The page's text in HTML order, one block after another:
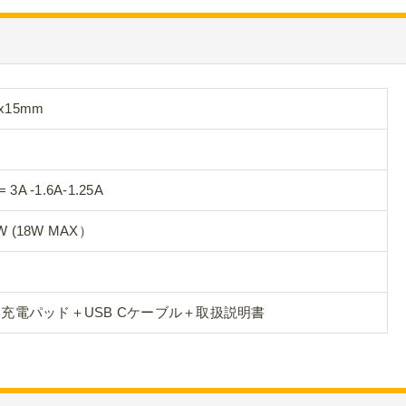
3A -1.6A-1.25A
(18W MAX）
電パッド＋USB Cケーブル＋取扱説明書